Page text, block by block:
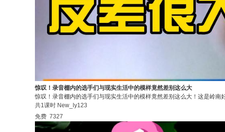
惊叹！录音棚内的选手们与现实生活中的模样竟然差别这么大
惊叹！录音棚内的选手们与现实生活中的模样竟然差别这么大！这是岭
共1课时 New_ly123
免费 7327